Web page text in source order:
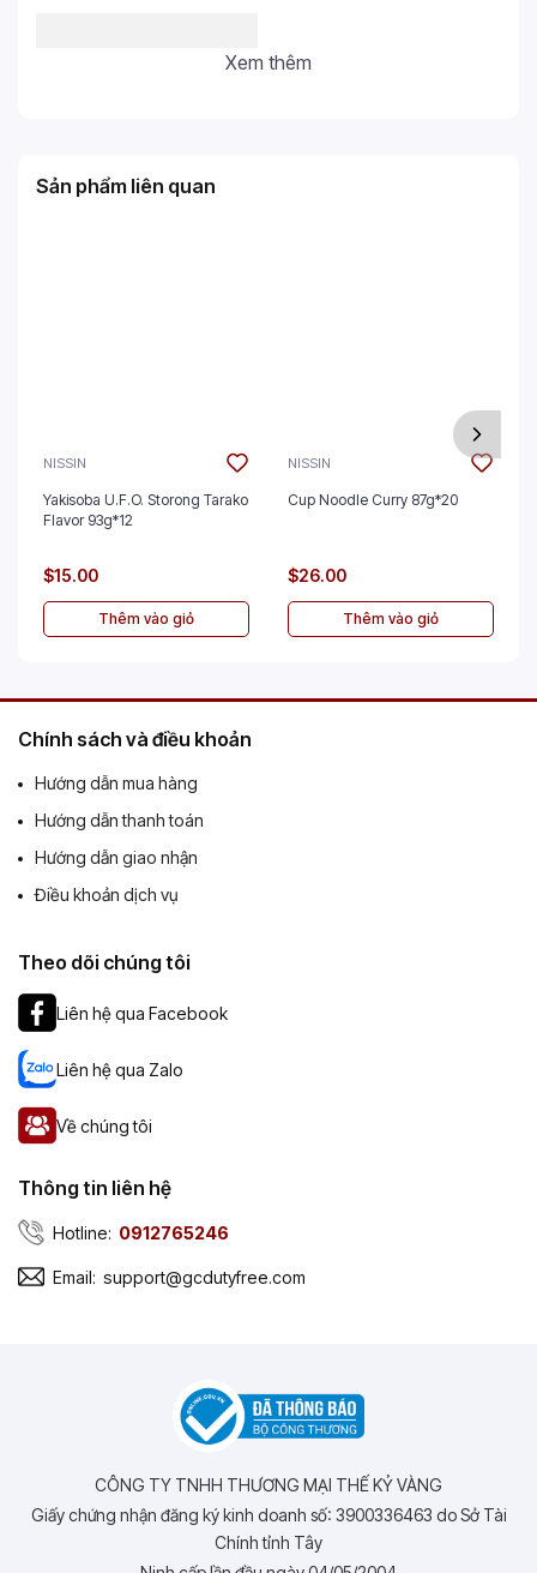
Xem thêm
Sản phẩm liên quan
NISSIN
Yakisoba U.F.O. Storong Tarako
Flavor 93g*12
$15.00
Thêm vào giỏ
NISSIN
Cup Noodle Curry 87g*20
$26.00
Thêm vào giỏ
Chính sách và điều khoản
Hướng dẫn mua hàng
Hướng dẫn thanh toán
Hướng dẫn giao nhận
Điều khoản dịch vụ
Theo dõi chúng tôi
Liên hệ qua Facebook
Liên hệ qua Zalo
Về chúng tôi
Thông tin liên hệ
Hotline: 0912765246
Email: support@gcdutyfree.com
CÔNG TY TNHH THƯƠNG MẠI THẾ KỶ VÀNG
Giấy chứng nhận đăng ký kinh doanh số: 3900336463 do Sở Tài
Chính tỉnh Tây